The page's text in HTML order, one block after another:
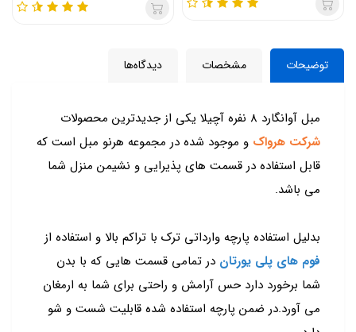
توضیحات مشخصات دیدگاه‌ها
مبل آوانگارد 8 نفره آچیلا یکی از جدیدترین محصولات
شرکت هرواک و موجود شده در مجموعه هرنو مبل است که
قابل استفاده در قسمت های پذیرایی و نشیمن منزل شما
می باشد.
بدلیل استفاده پارچه وارداتی ترک با تراکم بالا و استفاده از
فوم های پلی یورتان در تمامی قسمت هایی که با بدن
شما برخورد دارد حس آرامش و راحتی برای شما به ارمغان
می آورد.در ضمن پارچه استفاده شده قابلیت شست و شو